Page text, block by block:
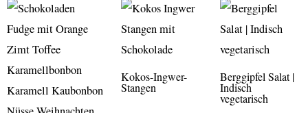
Kokos-Ingwer-
Stangen
Berggipfel Salat |
Indisch
vegetarisch